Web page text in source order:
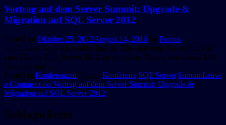
Vortrag auf dem Server Summit: Upgrade &
Migration auf SQL Server 2012
Posted on Oktober 25, 2012August 14, 2016 by Fumus
Im Oktober hatte ich wieder mal die Ehre auf dem Server Summit
zum Thema SQL Server 2012 zu sprechen. Thema war dieses Mal
Upgrade und ...
Posted in KonferenzenTagged Konferenz,SQL Server,SummitLeave
a Comment on Vortrag auf dem Server Summit: Upgrade &
Migration auf SQL Server 2012
Schlagwörter